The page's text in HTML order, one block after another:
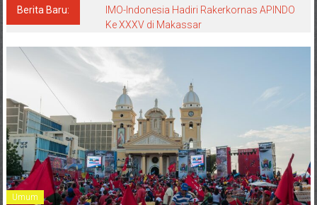
Tuntas.
Berita Baru:
IMO-Indonesia Hadiri Rakerkornas APINDO
Ke XXXV di Makassar
Umum